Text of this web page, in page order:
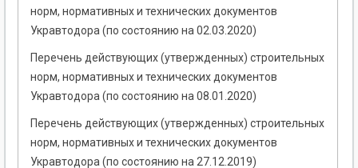
норм, нормативных и технических документов
Укравтодора (по состоянию на 02.03.2020)
Перечень действующих (утвержденных) строительных
норм, нормативных и технических документов
Укравтодора (по состоянию на 08.01.2020)
Перечень действующих (утвержденных) строительных
норм, нормативных и технических документов
Укравтодора (по состоянию на 27.12.2019)